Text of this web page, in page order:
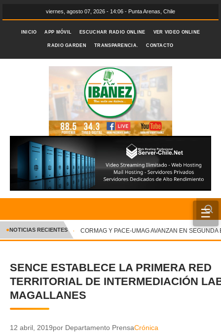
viernes, agosto 07, 2026 - 14:06 - Punta Arenas, Chile
INICIO APP MÓVIL ESCUCHAR RADIO ONLINE VER VIDEO ONLINE
RADIO GARDEN TRANSPARENCIA. CONTACTO
☰
INICIO
CRÓNICA
DEPORTES
ENTRETENIMIENTO Y CULTURA
✕
●NOTICIAS RECIENTES CORMAG Y PACE-UMAG AVANZAN EN SEGUNDA
SENCE ESTABLECE LA PRIMERA RED
TERRITORIAL DE INTERMEDIACIÓN
MAGALLANES
12 abril, 2019por Departamento PrensaCrónica